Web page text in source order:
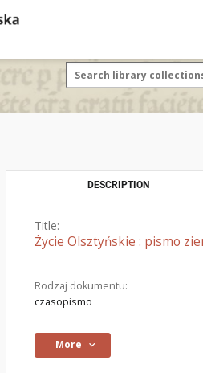
DESCRIPTION
Title:
Życie Olsztyńskie : pismo
Rodzaj dokumentu:
czasopismo
More